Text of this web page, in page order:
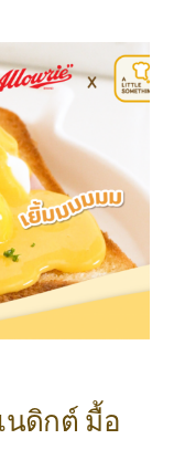
เนดิกต์ มื้อ